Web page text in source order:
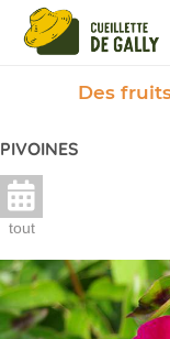
Des
PIVOINES
tout
Panneau de gestion